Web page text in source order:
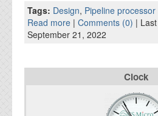
設計用語集
オンラインショップ
Tags: Design, Pipeline processor
Read more | Comments (0) |
September 21, 2022
Clock